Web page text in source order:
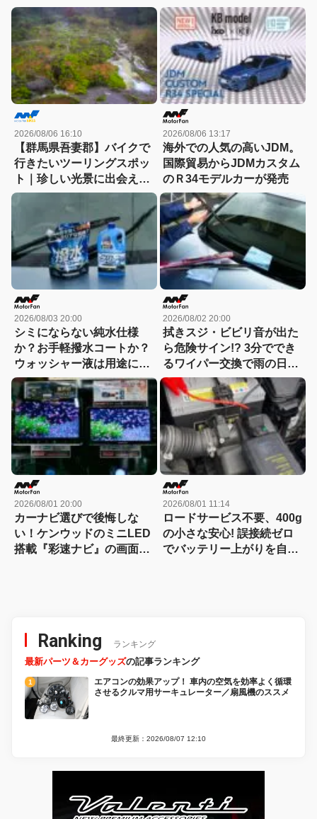
2026/08/06 16:10
【群馬県吾妻郡】バイクで
行きたいツーリングスポッ
ト｜珍しい光景に出会える
「チャツボミゴケ公園」
2026/08/06 13:17
海外での人気の高いJDM。
国際貿易からJDMカスタム
のＲ34モデルカーが発売
2026/08/03 20:00
シミにならない純水仕様
か？お手軽撥水コートか？
ウォッシャー液は用途に合
わせて選ぶ時代
2026/08/02 20:00
拭きスジ・ビビリ音が出た
ら危険サイン!? 3分ででき
るワイパー交換で雨の日の
視界が激変！
2026/08/01 20:00
カーナビ選びで後悔しな
い！ケンウッドのミニLED
搭載『彩速ナビ』の画面の
2026/08/01 11:14
ロードサービス不要、400g
の小さな安心! 誤接続ゼロ
でバッテリー上がりを自力
Ranking ランキング
最新パーツ＆カーグッズの記事ランキング
エアコンの効果アップ！ 車内の空気を効率よく循環
させるクルマ用サーキュレーター／扇風機のススメ
最終更新：2026/08/07 12:10